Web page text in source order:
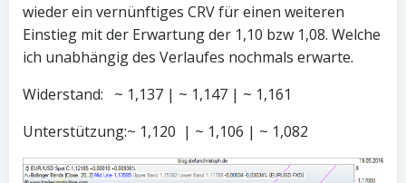
wieder ein vernünftiges CRV für einen weiteren
Einstieg mit der Erwartung der 1,10 bzw 1,08. Welche
ich unabhängig des Verlaufes nochmals erwarte.
Widerstand: ~ 1,137 | ~ 1,147 | ~ 1,161
Unterstützung:~ 1,120 | ~ 1,106 | ~ 1,082